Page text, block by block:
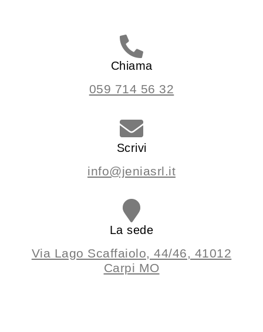
Chiama
059 714 56 32
Scrivi
info@jeniasrl.it
La sede
Via Lago Scaffaiolo, 44/46, 41012
Carpi MO